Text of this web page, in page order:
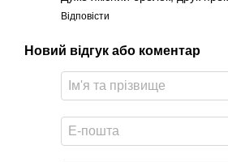
Відповісти
Новий відгук або коментар